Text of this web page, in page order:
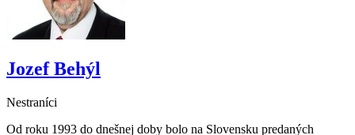
Jozef Behýl
Nestraníci
Od roku 1993 do dnešnej doby bolo na Slovensku predaných